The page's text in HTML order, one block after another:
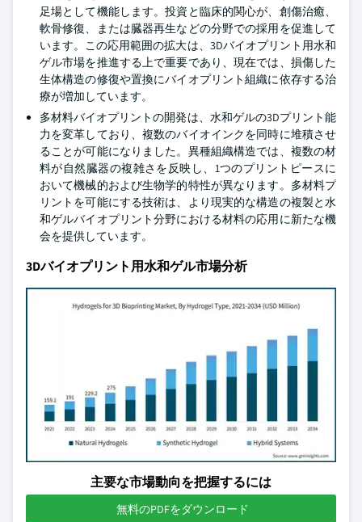
足場として機能します。投資と臨床的関心が、創傷治癒、
軟骨修復、または臓器再生などの分野での採用を促進して
います。この応用範囲の拡大は、3Dバイオプリント用水和
ゲル市場を推進する上で重要であり、現在では、損傷した
生体構造の修復や置換にバイオプリント組織に依存する治
療が増加しています。
多材料バイオプリントの開発は、水和ゲルの3Dプリント能
力を変革しており、複数のバイオインクを同時に堆積させ
ることが可能になりました。異種組織構造では、複数の材
料が自然臓器の複雑さを反映し、1つのプリントピースに
おいて機械的および生物学的特性が異なります。多材料プ
リントを可能にする技術は、より現実的な構造の複製と水
和ゲルバイオプリント分野における材料の応用に新たな機
会を提供しています。
3Dバイオプリント用水和ゲル市場分析
主要な市場動向を把握するには
無料のPDFをダウンロード